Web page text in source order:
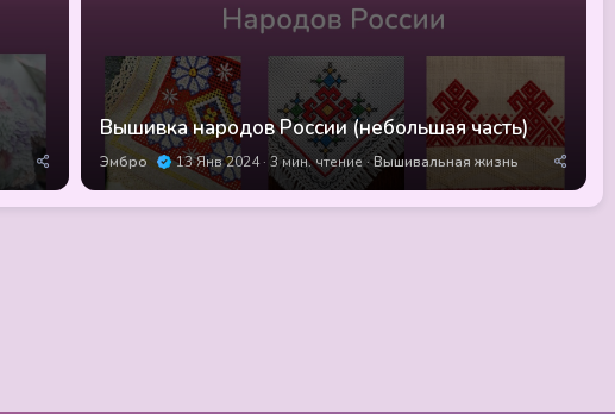
Вышивка народов России (небольшая часть)
Эмбро 13 Янв 2024 3 мин. чтение Вышивальная жизнь